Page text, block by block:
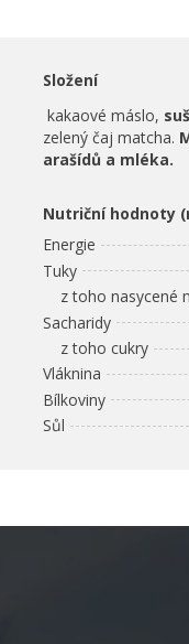
Složení
kakaové máslo,
zelený čaj matcha.
arašídů a mléka.
Nutriční hodnoty
Energie
Tuky
z toho nasycené
Sacharidy
z toho cukry
Vláknina
Bílkoviny
Sůl